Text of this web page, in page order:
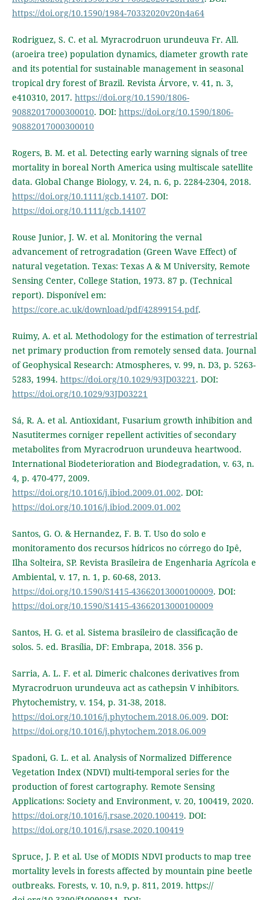
https://doi.org/10.1590/1984-70332020v20n4a64
Rodriguez, S. C. et al. Myracrodruon urundeuva Fr. All.
(aroeira tree) population dynamics, diameter growth rate
and its potential for sustainable management in seasonal
tropical dry forest of Brazil. Revista Árvore, v. 41, n. 3,
e410310, 2017. https://doi.org/10.1590/1806-
90882017000300010. DOI: https://doi.org/10.1590/1806-
90882017000300010
Rogers, B. M. et al. Detecting early warning signals of tree
mortality in boreal North America using multiscale satellite
data. Global Change Biology, v. 24, n. 6, p. 2284-2304, 2018.
https://doi.org/10.1111/gcb.14107. DOI:
https://doi.org/10.1111/gcb.14107
Rouse Junior, J. W. et al. Monitoring the vernal
advancement of retrogradation (Green Wave Effect) of
natural vegetation. Texas: Texas A & M University, Remote
Sensing Center, College Station, 1973. 87 p. (Technical
report). Disponível em:
https://core.ac.uk/download/pdf/42899154.pdf.
Ruimy, A. et al. Methodology for the estimation of terrestrial
net primary production from remotely sensed data. Journal
of Geophysical Research: Atmospheres, v. 99, n. D3, p. 5263-
5283, 1994. https://doi.org/10.1029/93JD03221 . DOI:
https://doi.org/10.1029/93JD03221
Sá, R. A. et al. Antioxidant, Fusarium growth inhibition and
Nasutitermes corniger repellent activities of secondary
metabolites from Myracrodruon urundeuva heartwood.
International Biodeterioration and Biodegradation, v. 63, n.
4, p. 470-477, 2009.
https://doi.org/10.1016/j.ibiod.2009.01.002. DOI:
https://doi.org/10.1016/j.ibiod.2009.01.002
Santos, G. O. & Hernandez, F. B. T. Uso do solo e
monitoramento dos recursos hídricos no córrego do Ipê,
Ilha Solteira, SP. Revista Brasileira de Engenharia Agrícola e
Ambiental, v. 17, n. 1, p. 60-68, 2013.
https://doi.org/10.1590/S1415-43662013000100009. DOI:
https://doi.org/10.1590/S1415-43662013000100009
Santos, H. G. et al. Sistema brasileiro de classificação de
solos. 5. ed. Brasília, DF: Embrapa, 2018. 356 p.
Sarria, A. L. F. et al. Dimeric chalcones derivatives from
Myracrodruon urundeuva act as cathepsin V inhibitors.
Phytochemistry, v. 154, p. 31-38, 2018.
https://doi.org/10.1016/j.phytochem.2018.06.009. DOI:
https://doi.org/10.1016/j.phytochem.2018.06.009
Spadoni, G. L. et al. Analysis of Normalized Difference
Vegetation Index (NDVI) multi-temporal series for the
production of forest cartography. Remote Sensing
Applications: Society and Environment, v. 20, 100419, 2020.
https://doi.org/10.1016/j.rsase.2020.100419. DOI:
https://doi.org/10.1016/j.rsase.2020.100419
Spruce, J. P. et al. Use of MODIS NDVI products to map tree
mortality levels in forests affected by mountain pine beetle
outbreaks. Forests, v. 10, n.9, p. 811, 2019. https://